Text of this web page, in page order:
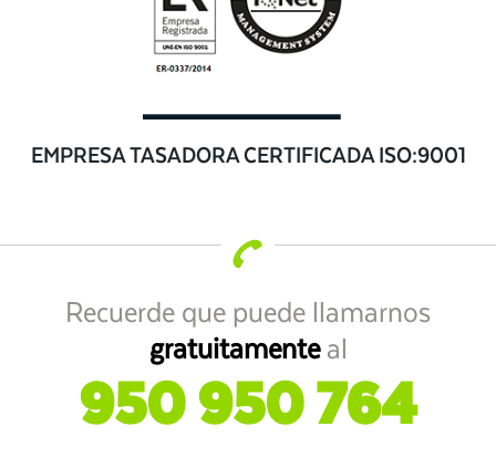
EMPRESA TASADORA CERTIFICADA ISO:9001
Recuerde que puede llamarnos
gratuitamenteal
950 950 764